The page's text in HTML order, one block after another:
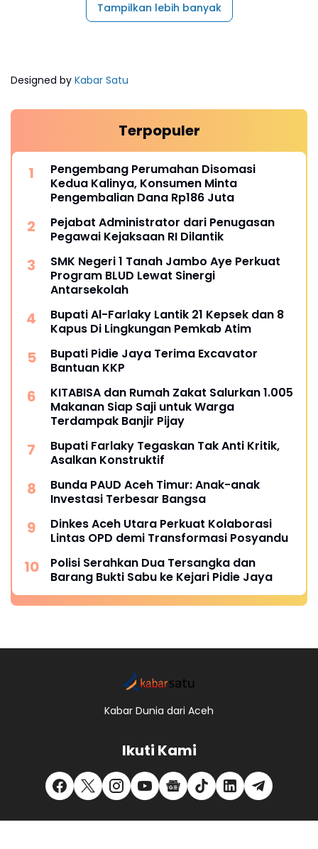
Tampilkan lebih banyak
Designed by Kabar Satu
Terpopuler
Pengembang Perumahan Disomasi
Kedua Kalinya, Konsumen Minta
Pengembalian Dana Rp186 Juta
Pejabat Administrator dari Penugasan
Pegawai Kejaksaan RI Dilantik
SMK Negeri 1 Tanah Jambo Aye Perkuat
Program BLUD Lewat Sinergi
Antarsekolah
Bupati Al-Farlaky Lantik 21 Kepsek dan 8
Kapus Di Lingkungan Pemkab Atim
Bupati Pidie Jaya Terima Excavator
Bantuan KKP
KITABISA dan Rumah Zakat Salurkan 1.005
Makanan Siap Saji untuk Warga
Terdampak Banjir Pijay
Bupati Farlaky Tegaskan Tak Anti Kritik,
Asalkan Konstruktif
Bunda PAUD Aceh Timur: Anak-anak
Investasi Terbesar Bangsa
Dinkes Aceh Utara Perkuat Kolaborasi
Lintas OPD demi Transformasi Posyandu
Polisi Serahkan Dua Tersangka dan
Barang Bukti Sabu ke Kejari Pidie Jaya
Kabar Dunia dari Aceh
Ikuti Kami